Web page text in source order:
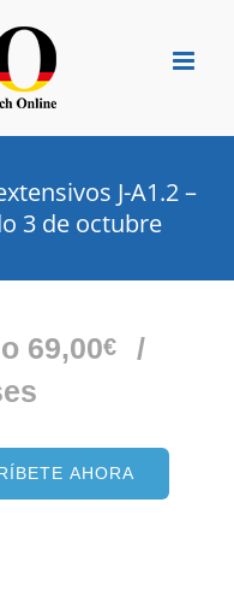
J-A1.2 –
3 de octubre
o 69,00€
/
AHORA